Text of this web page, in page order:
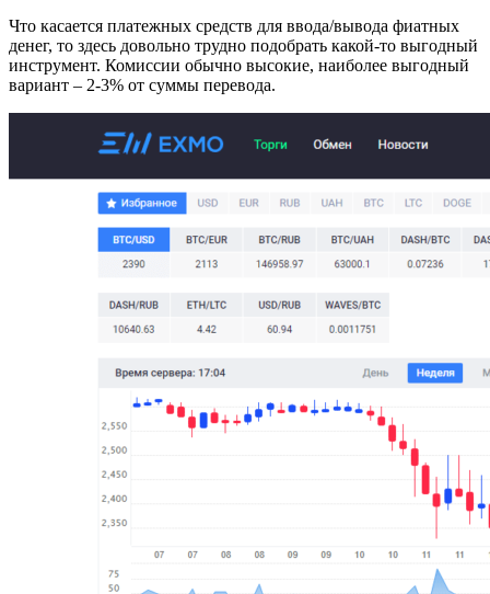
Что касается платежных средств для ввода/вывода фиатных
денег, то здесь довольно трудно подобрать какой-то выгодный
инструмент. Комиссии обычно высокие, наиболее выгодный
вариант – 2-3% от суммы перевода.